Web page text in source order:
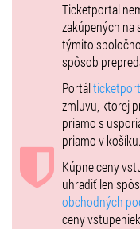
Ticketportal
zakúpených na
týmito
spôsob
Portál
zmluvu, ktorej
priamo s
priamo v košíku.
Kúpne ceny
uhradiť len
obchodných
ceny